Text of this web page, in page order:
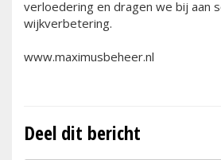
verloedering en dragen we bij aan
wijkverbetering.
www.maximusbeheer.nl
Deel dit bericht